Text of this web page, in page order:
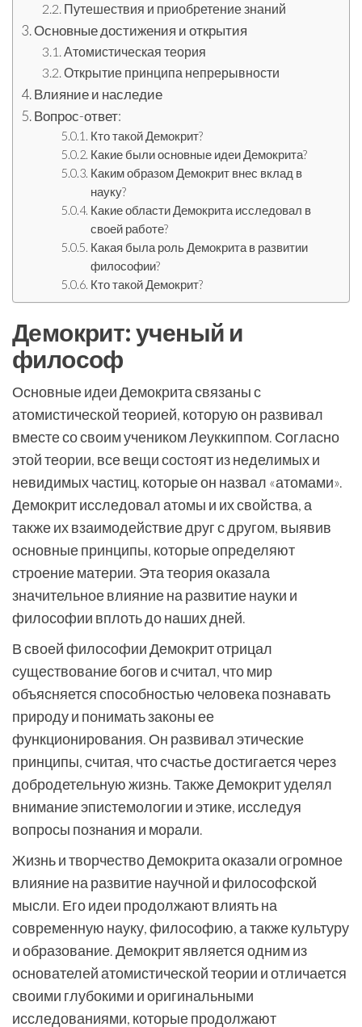
Путешествия и приобретение знаний
Основные достижения и открытия
Атомистическая теория
Открытие принципа непрерывности
Влияние и наследие
Вопрос-ответ:
Кто такой Демокрит?
Какие были основные идеи Демокрита?
Каким образом Демокрит внес вклад в
науку?
Какие области Демокрита исследовал в
своей работе?
Какая была роль Демокрита в развитии
философии?
Кто такой Демокрит?
Демокрит: ученый и
философ
Основные идеи Демокрита связаны с
атомистической теорией, которую он развивал
вместе со своим учеником Леуккиппом. Согласно
этой теории, все вещи состоят из неделимых и
невидимых частиц, которые он назвал «атомами».
Демокрит исследовал атомы и их свойства, а
также их взаимодействие друг с другом, выявив
основные принципы, которые определяют
строение материи. Эта теория оказала
значительное влияние на развитие науки и
философии вплоть до наших дней.
В своей философии Демокрит отрицал
существование богов и считал, что мир
объясняется способностью человека познавать
природу и понимать законы ее
функционирования. Он развивал этические
принципы, считая, что счастье достигается через
добродетельную жизнь. Также Демокрит уделял
внимание эпистемологии и этике, исследуя
вопросы познания и морали.
Жизнь и творчество Демокрита оказали огромное
влияние на развитие научной и философской
мысли. Его идеи продолжают влиять на
современную науку, философию, а также культуру
и образование. Демокрит является одним из
основателей атомистической теории и отличается
своими глубокими и оригинальными
исследованиями, которые продолжают